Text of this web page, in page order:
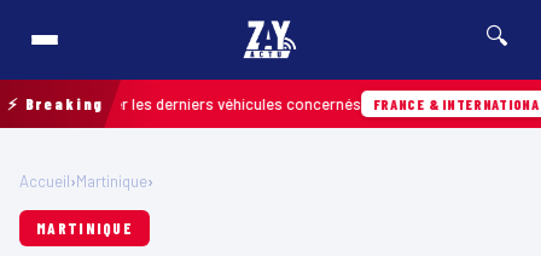
🔍
⚡ Breaking
retrouver les derniers véhicules concernés FRANCE & INTERNATIONALE
Accueil›Martinique›
MARTINIQUE